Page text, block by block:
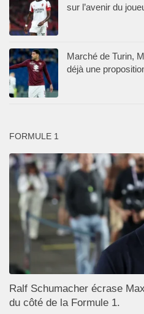
sur l’avenir du
Marché de Turin,
déjà une
FORMULE 1
Ralf Schumacher écrase
du côté de la Formule 1.